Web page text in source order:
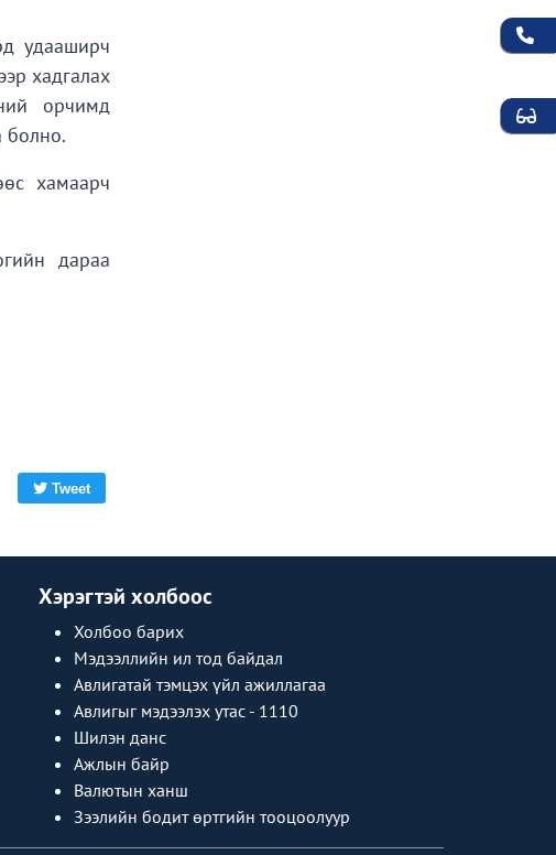
удааширч
хадгалах
орчимд
болно.
хамаарч
дараа
Tweet
Хэрэгтэй холбоос
Холбоо барих
Мэдээллийн ил тод байдал
Авлигатай тэмцэх үйл ажиллагаа
Авлигыг мэдээлэх утас - 1110
Шилэн данс
Ажлын байр
Валютын ханш
Зээлийн бодит өртгийн тооцоолуур